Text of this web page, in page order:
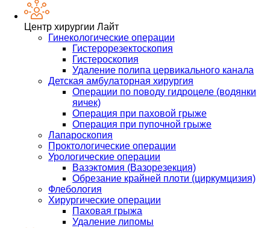
Центр хирургии Лайт
Гинекологические операции
Гистерорезектоскопия
Гистероскопия
Удаление полипа цервикального канала
Детская амбулаторная хирургия
Операции по поводу гидроцеле (водянки
яичек)
Операция при паховой грыже
Операция при пупочной грыже
Лапароскопия
Проктологические операции
Урологические операции
Вазэктомия (Вазорезекция)
Обрезание крайней плоти (циркумцизия)
Флебология
Хирургические операции
Паховая грыжа
Удаление липомы